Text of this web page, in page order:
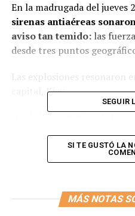
En la madrugada del jueves
sirenas antiaéreas
aviso tan temido:las
desde tres puntos
Las explosiones resonaron
capital, Kiev.
dando minuto a minuto en
su jefe a las 6 am la
A las 9 am llegó la
SEGUIR
SI TE GUSTÓ LA
MÁS NOTAS